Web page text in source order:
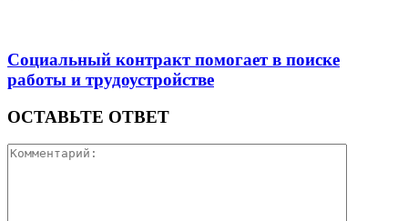
Социальный контракт помогает в поиске
работы и трудоустройстве
ОСТАВЬТЕ ОТВЕТ